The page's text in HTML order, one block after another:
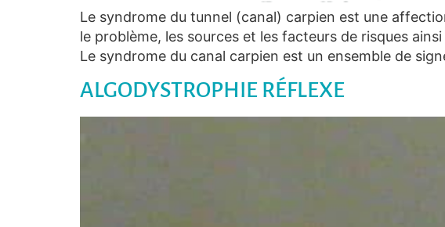
Le syndrome du tunnel (canal) carpien est une
le problème, les sources et les facteurs de risques
Le syndrome du canal carpien est un ensemble de
ALGODYSTROPHIE RÉFLEXE